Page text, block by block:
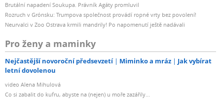
Brutální napadení Soukupa. Právník Agáty promluvil
Rozruch v Grónsku: Trumpova společnost provádí ropné vrty bez povolení!
Neurvalci v Zoo Ostrava krmili mandrily! Po napomenutí ještě nadávali
Pro ženy a maminky
Nejčastější novoroční předsevzetí Miminko a mráz
Jak vybírat
letní dovolenou
video Alena Mihulová
Co si zabalit do kufru, abyste na (nejen) u moře zazářily...